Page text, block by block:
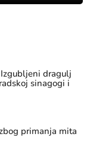
dragulj
sinagogi i
primanja mita